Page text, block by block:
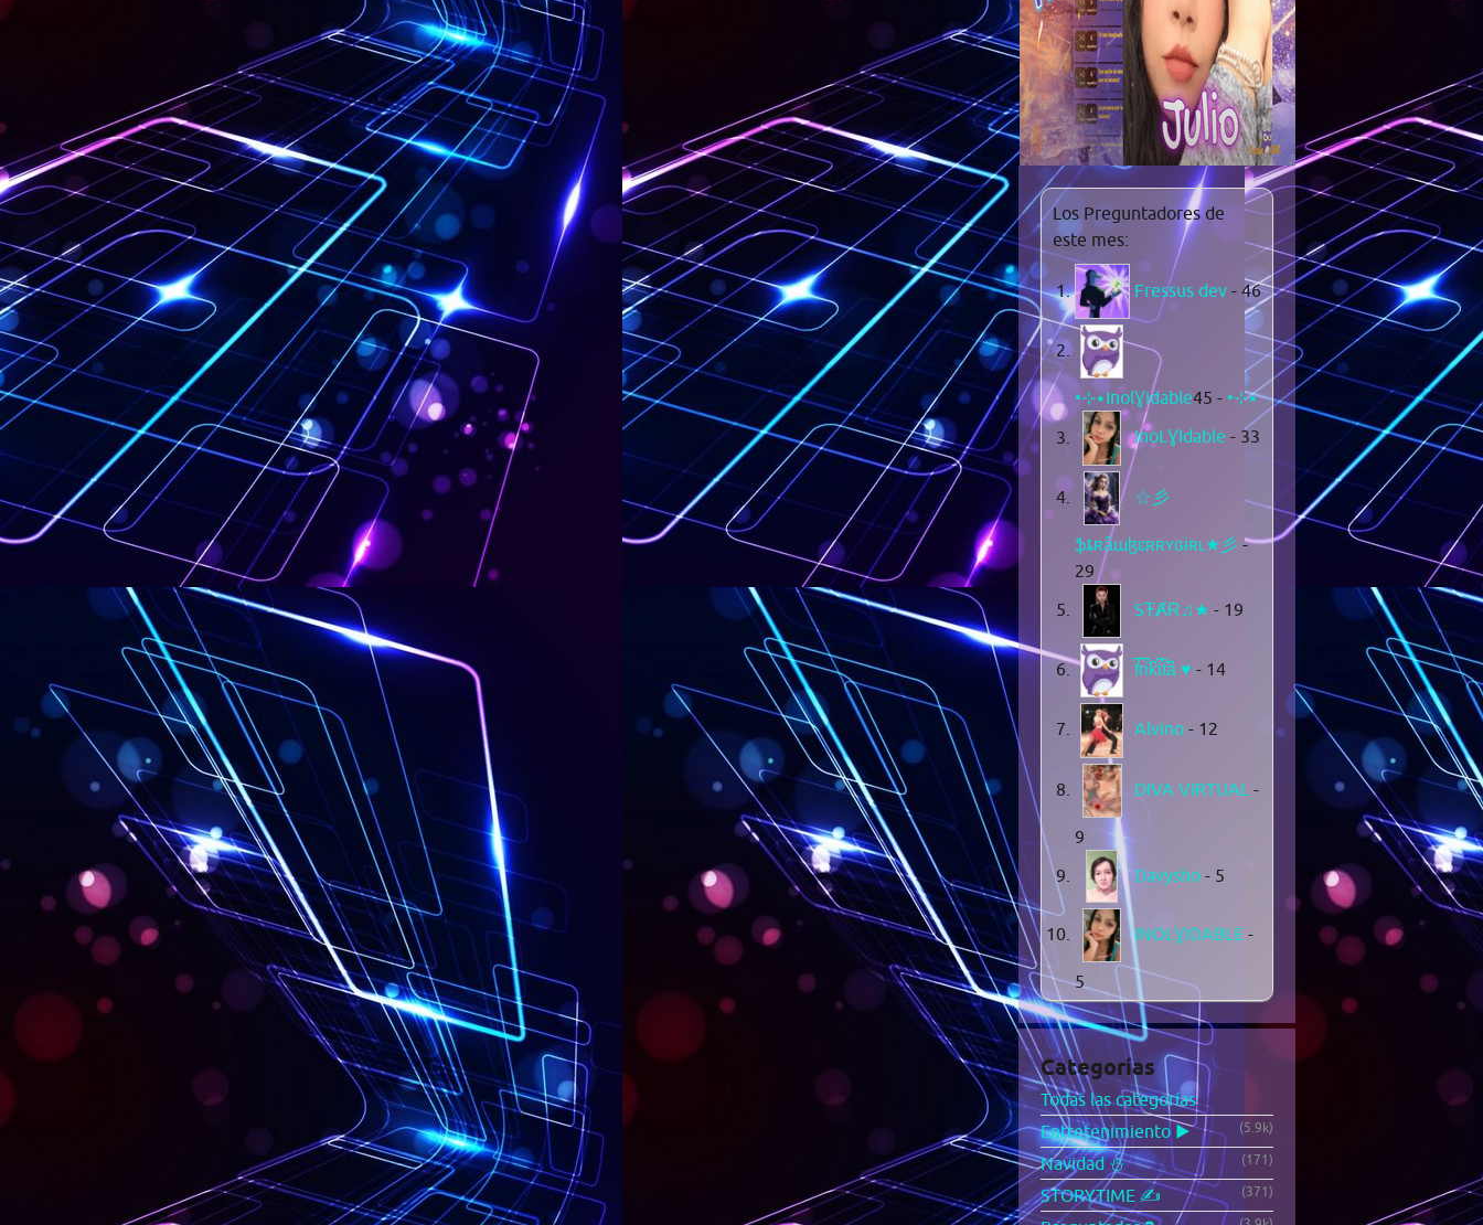
Los Preguntadores de
este mes:
Fressus dev - 46
•⊹٭InolƔidable٭⊹• - 45
InoLƔIdable - 33
☆彡
ֆȶʀǟաɮɛʀʀʏɢɨʀʟ★彡 -
29
SŦȺɌ♫★ - 19
f͆r͆i͆k͆i͆t͆a͆ ♥ - 14
Alvino - 12
DIVA VIRTUAL -
9
Davysho - 5
INOLƔIDABLE -
5
Categorías
Todas las categorías
Entretenimiento ▶️
(5.9k)
Navidad ⛄ (171)
STORYTIME ✍️ (371)